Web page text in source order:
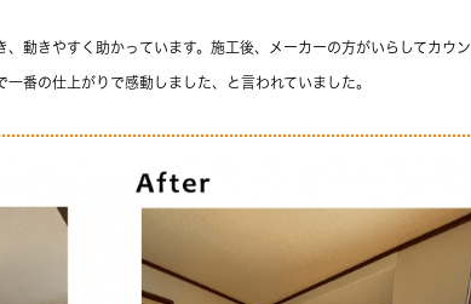
動きやすく助かっています。施工後、メーカーの方がいらしてカウン
番の仕上がりで感動しました、と言われていました。